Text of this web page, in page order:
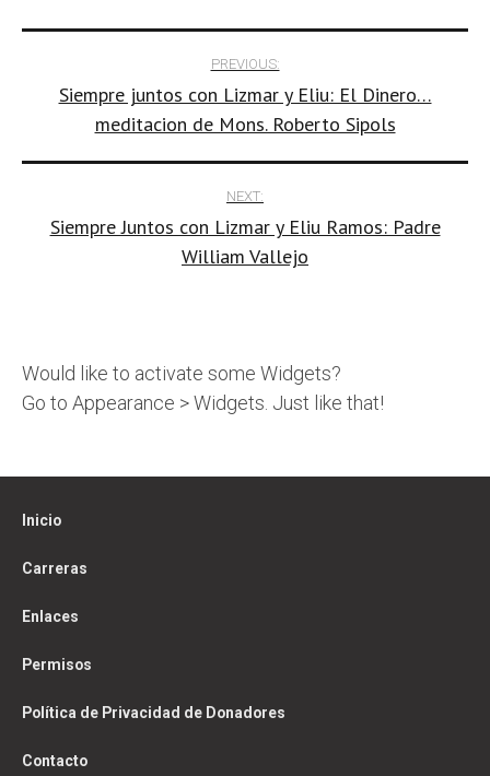
navigation
PREVIOUS:
Siempre juntos con Lizmar y Eliu: El Dinero…
meditacion de Mons. Roberto Sipols
NEXT:
Siempre Juntos con Lizmar y Eliu Ramos: Padre
William Vallejo
Would like to activate some Widgets?
Go to Appearance > Widgets. Just like that!
Inicio
Carreras
Enlaces
Permisos
Política de Privacidad de Donadores
Contacto